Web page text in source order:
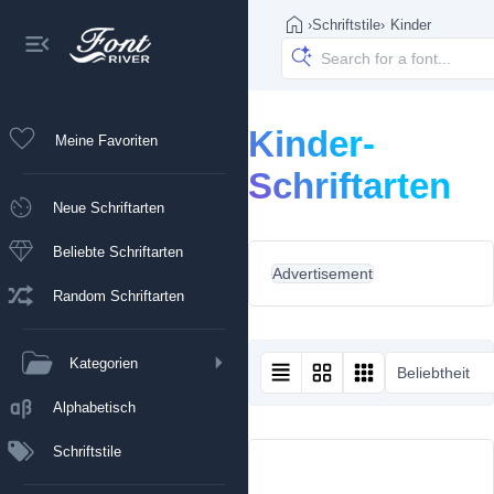
Meine Favoriten
Neue Schriftarten
Beliebte Schriftarten
Random Schriftarten
Kategorien
Alphabetisch
Schriftstile
›Schriftstile› Kinder
Kinder-
Schriftarten
Advertisement
Beliebtheit